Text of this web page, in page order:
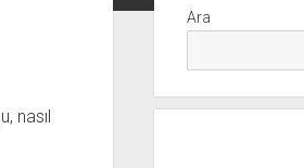
nasıl
Menü
Ara